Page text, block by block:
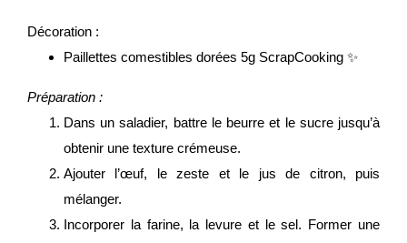
Décoration :
Paillettes comestibles dorées 5g ScrapCooking ✨
Préparation :
Dans un saladier, battre le beurre et le sucre jusqu’à
obtenir une texture crémeuse.
Ajouter l’œuf, le zeste et le jus de citron, puis
mélanger.
Incorporer la farine, la levure et le sel. Former une